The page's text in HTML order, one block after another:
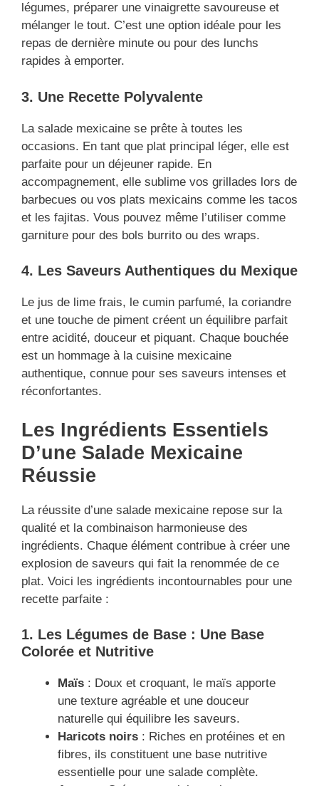
légumes, préparer une vinaigrette savoureuse et
mélanger le tout. C’est une option idéale pour les
repas de dernière minute ou pour des lunchs
rapides à emporter.
3. Une Recette Polyvalente
La salade mexicaine se prête à toutes les
occasions. En tant que plat principal léger, elle est
parfaite pour un déjeuner rapide. En
accompagnement, elle sublime vos grillades lors de
barbecues ou vos plats mexicains comme les tacos
et les fajitas. Vous pouvez même l’utiliser comme
garniture pour des bols burrito ou des wraps.
4. Les Saveurs Authentiques du Mexique
Le jus de lime frais, le cumin parfumé, la coriandre
et une touche de piment créent un équilibre parfait
entre acidité, douceur et piquant. Chaque bouchée
est un hommage à la cuisine mexicaine
authentique, connue pour ses saveurs intenses et
réconfortantes.
Les Ingrédients Essentiels
D’une Salade Mexicaine
Réussie
La réussite d’une salade mexicaine repose sur la
qualité et la combinaison harmonieuse des
ingrédients. Chaque élément contribue à créer une
explosion de saveurs qui fait la renommée de ce
plat. Voici les ingrédients incontournables pour une
recette parfaite :
1. Les Légumes de Base : Une Base
Colorée et Nutritive
Maïs : Doux et croquant, le maïs apporte
une texture agréable et une douceur
naturelle qui équilibre les saveurs.
Haricots noirs : Riches en protéines et en
fibres, ils constituent une base nutritive
essentielle pour une salade complète.